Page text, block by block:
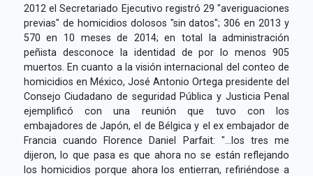
2012 el Secretariado Ejecutivo registró 29 "averiguaciones
previas" de homicidios dolosos "sin datos"; 306 en 2013 y
570 en 10 meses de 2014; en total la administración
peñista desconoce la identidad de por lo menos 905
muertos. En cuanto a la visión internacional del conteo de
homicidios en México, José Antonio Ortega presidente del
Consejo Ciudadano de seguridad Pública y Justicia Penal
ejemplificó con una reunión que tuvo con los
embajadores de Japón, el de Bélgica y el ex embajador de
Francia cuando Florence Daniel Parfait: "...los tres me
dijeron, lo que pasa es que ahora no se están reflejando
los homicidios porque ahora los entierran, refiriéndose a